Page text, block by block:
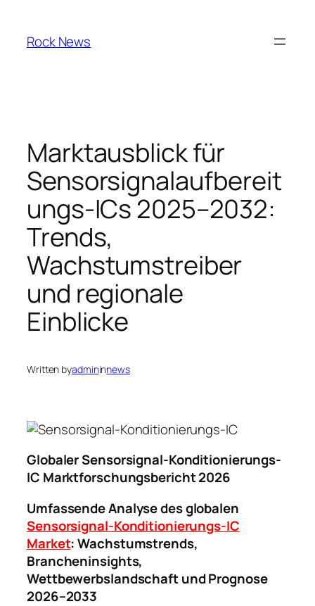
content
Rock News
Marktausblick für
Sensorsignalaufbereit
ungs-ICs 2025–2032:
Trends,
Wachstumstreiber
und regionale
Einblicke
Written byadmininnews
Globaler Sensorsignal-Konditionierungs-
IC Marktforschungsbericht 2026
Umfassende Analyse des globalen
Sensorsignal-Konditionierungs-IC
Market: Wachstumstrends,
Brancheninsights,
Wettbewerbslandschaft und Prognose
2026–2033